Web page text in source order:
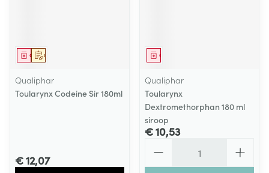
Op voorschrift
Geneesmiddel
Qualiphar
Toularynx Codeine Sir 180ml
€ 12,07
Geneesmiddel
Qualiphar
Toularynx
Dextromethorphan 180 ml
siroop
€ 10,53